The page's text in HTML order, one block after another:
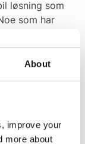
About
improve your
more about
løsning som
som har
måned, og